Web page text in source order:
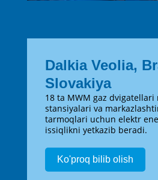
Dalkia Veolia,
Slovakiya
18 ta MWM gaz
stansiyalari va
tarmoqlari uchun elektr
issiqlikni yetkazib beradi.
Ko'proq bilib olish